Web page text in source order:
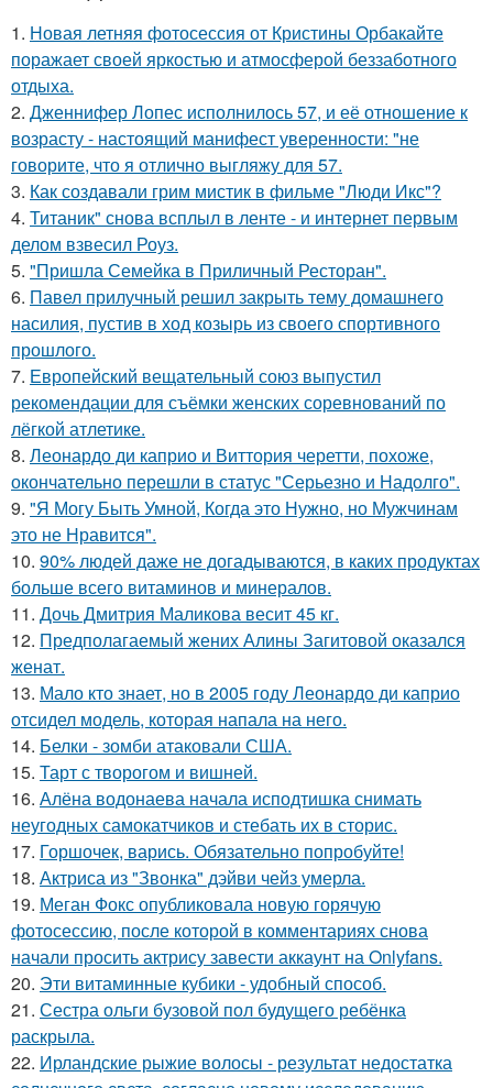
1. Новая летняя фотосессия от Кристины Орбакайте
поражает своей яркостью и атмосферой беззаботного
отдыха.
2. Дженнифер Лопес исполнилось 57, и её отношение к
возрасту - настоящий манифест уверенности: "не
говорите, что я отлично выгляжу для 57.
3. Как создавали грим мистик в фильме "Люди Икс"?
4. Титаник" снова всплыл в ленте - и интернет первым
делом взвесил Роуз.
5. "Пришла Семейка в Приличный Ресторан".
6. Павел прилучный решил закрыть тему домашнего
насилия, пустив в ход козырь из своего спортивного
прошлого.
7. Европейский вещательный союз выпустил
рекомендации для съёмки женских соревнований по
лёгкой атлетике.
8. Леонардо ди каприо и Виттория черетти, похоже,
окончательно перешли в статус "Серьезно и Надолго".
9. "Я Могу Быть Умной, Когда это Нужно, но Мужчинам
это не Нравится".
10. 90% людей даже не догадываются, в каких продуктах
больше всего витаминов и минералов.
11. Дочь Дмитрия Маликова весит 45 кг.
12. Предполагаемый жених Алины Загитовой оказался
женат.
13. Мало кто знает, но в 2005 году Леонардо ди каприо
отсидел модель, которая напала на него.
14. Белки - зомби атаковали США.
15. Тарт с творогом и вишней.
16. Алёна водонаева начала исподтишка снимать
неугодных самокатчиков и стебать их в сторис.
17. Горшочек, варись. Обязательно попробуйте!
18. Актриса из "Звонка" дэйви чейз умерла.
19. Меган Фокс опубликовала новую горячую
фотосессию, после которой в комментариях снова
начали просить актрису завести аккаунт на Onlyfans.
20. Эти витаминные кубики - удобный способ.
21. Сестра ольги бузовой пол будущего ребёнка
раскрыла.
22. Ирландские рыжие волосы - результат недостатка